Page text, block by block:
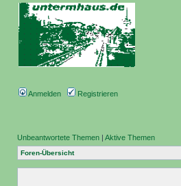
Anmelden Registrieren
Unbeantwortete Themen | Aktive Themen
Foren-Übersicht